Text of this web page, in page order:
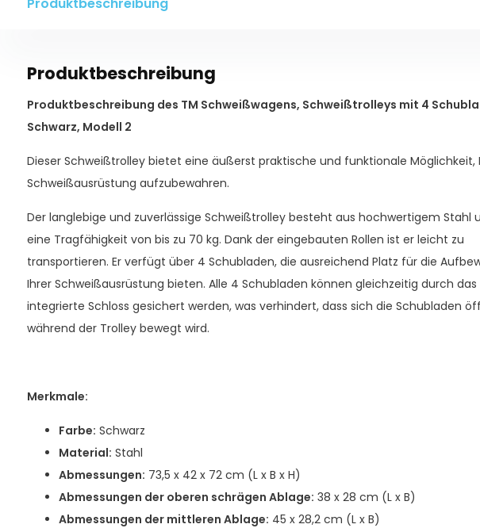
Produktbeschreibung
Produktbeschreibung des TM Schweißwagens, Schweißtrolleys mit 4
Schwarz, Modell 2
Dieser Schweißtrolley bietet eine äußerst praktische und funktionale Möglichkeit,
Schweißausrüstung aufzubewahren.
Der langlebige und zuverlässige Schweißtrolley besteht aus hochwertigem Stahl
eine Tragfähigkeit von bis zu 70 kg. Dank der eingebauten Rollen ist er leicht zu
transportieren. Er verfügt über 4 Schubladen, die ausreichend Platz für die
Ihrer Schweißausrüstung bieten. Alle 4 Schubladen können gleichzeitig durch das
integrierte Schloss gesichert werden, was verhindert, dass sich die Schubladen
während der Trolley bewegt wird.
Merkmale:
Farbe: Schwarz
Material: Stahl
Abmessungen: 73,5 x 42 x 72 cm (L x B x H)
Abmessungen der oberen schrägen Ablage: 38 x 28 cm (L x B)
Abmessungen der mittleren Ablage: 45 x 28,2 cm (L x B)